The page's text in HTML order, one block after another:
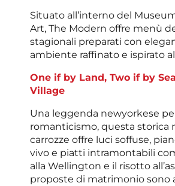
Situato all’interno del
Art, The Modern offre menù
stagionali preparati con
ambiente raffinato e ispirato
One if by Land, Two if by
Village
Una leggenda newyorkese
romanticismo, questa storica
carrozze offre luci soffuse,
vivo e piatti intramontabili
alla Wellington e il risotto
proposte di matrimonio sono